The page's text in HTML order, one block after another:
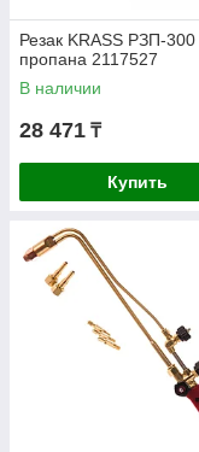
Резак KRASS РЗП-300
пропана 2117527
В наличии
28 471 ₸
Купить